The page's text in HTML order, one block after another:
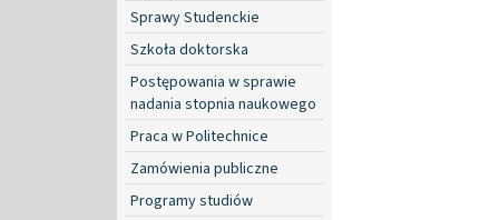
Sprawy Studenckie
Szkoła doktorska
Postępowania w sprawie
nadania stopnia naukowego
Praca w Politechnice
Zamówienia publiczne
Programy studiów